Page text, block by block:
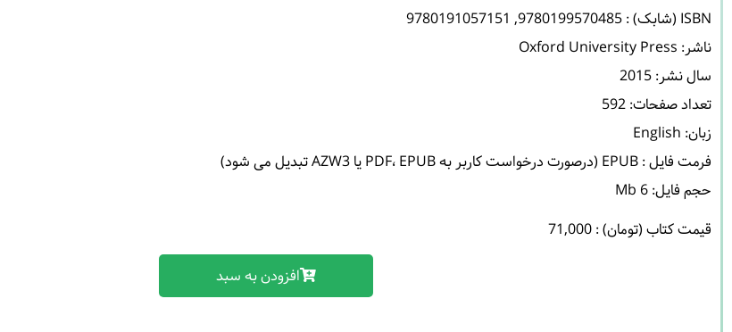
حجم فایل: 6 Mb
قیمت کتاب (تومان) : 71,000
افزودن به سبد